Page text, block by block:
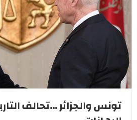
تونس والجزائر ...تحالف